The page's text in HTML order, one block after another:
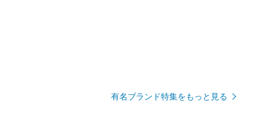
有名ブランド特集をもっと見る